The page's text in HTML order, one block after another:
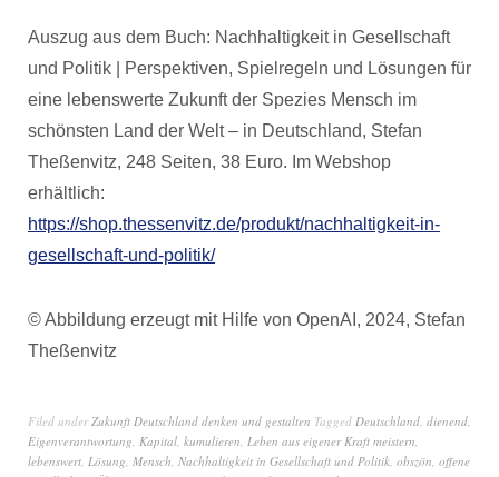
Auszug aus dem Buch: Nachhaltigkeit in Gesellschaft
und Politik | Perspektiven, Spielregeln und Lösungen für
eine lebenswerte Zukunft der Spezies Mensch im
schönsten Land der Welt – in Deutschland, Stefan
Theßenvitz, 248 Seiten, 38 Euro. Im Webshop
erhältlich:
https://shop.thessenvitz.de/produkt/nachhaltigkeit-in-
gesellschaft-und-politik/
© Abbildung erzeugt mit Hilfe von OpenAI, 2024, Stefan
Theßenvitz
Filed underZukunft Deutschland denken und gestalten Tagged Deutschland, dienend,
Eigenverantwortung, Kapital, kumulieren, Leben aus eigener Kraft meistern,
lebenswert, Lösung, Mensch, Nachhaltigkeit in Gesellschaft und Politik, obszön, offene